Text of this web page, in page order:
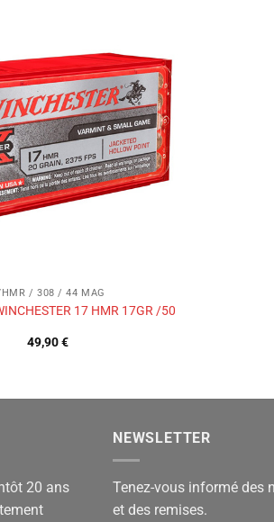
à la liste
de
souhaits
/ 308 / 44 MAG
17 HMR 17GR /50
49,90€
20 ans
NEWSLETTER
Tenez-vous informé des
et des remises.